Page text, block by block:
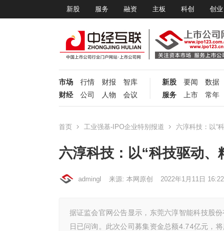
新股 服务 融资 主板 科创 创业
市场 行情 财报
智库
财经
公司 人物 会议
新股 要闻 数据
服务
上市 常年
首页 工业强基-IPO企业特别报道 六淳科技：以“
六淳科技：以“科技驱动
admingl 来源: 本网原创 2022年1月11日 16:22
据证监会官网公告显示，东莞六淳智能科技股
日已问询。此次公司募集资金总额4.74亿元，